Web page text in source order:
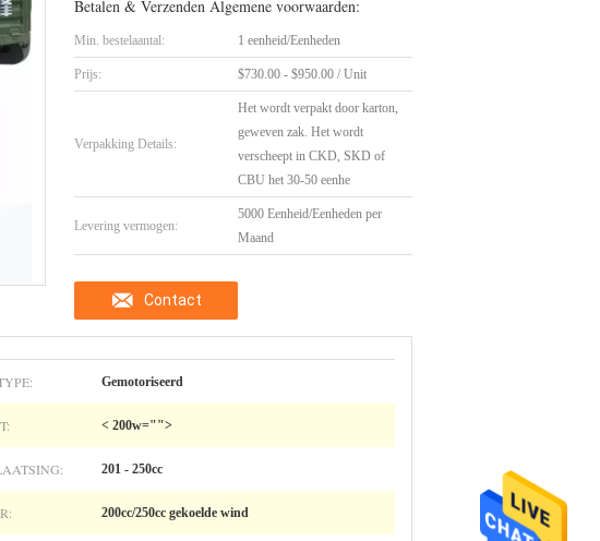
Betalen & Verzenden Algemene voorwaarden:
Min. bestelaantal: 1 eenheid/Eenheden
Prijs: $730.00 - $950.00 / Unit
Verpakking Details:
Het wordt verpakt door karton,
geweven zak. Het wordt
verscheept in CKD, SKD of
CBU het 30-50 eenhe
Levering vermogen:
5000 Eenheid/Eenheden per
Maand
Contact
Gemotoriseerd
< 200w="">
201 - 250cc
200cc/250cc gekoelde wind